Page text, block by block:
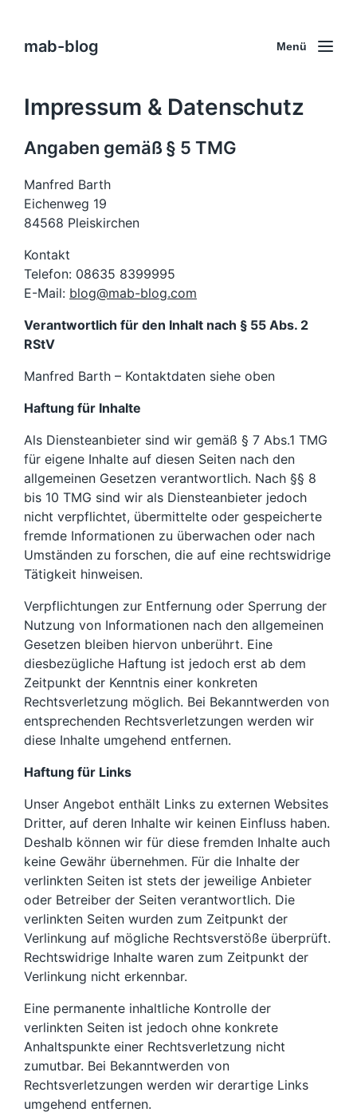
mab-blog Menü
Impressum & Datenschutz
Angaben gemäß § 5 TMG
Manfred Barth
Eichenweg 19
84568 Pleiskirchen
Kontakt
Telefon: 08635 8399995
E-Mail: blog@mab-blog.com
Verantwortlich für den Inhalt nach § 55 Abs. 2
RStV
Manfred Barth – Kontaktdaten siehe oben
Haftung für Inhalte
Als Diensteanbieter sind wir gemäß § 7 Abs.1 TMG
für eigene Inhalte auf diesen Seiten nach den
allgemeinen Gesetzen verantwortlich. Nach §§ 8
bis 10 TMG sind wir als Diensteanbieter jedoch
nicht verpflichtet, übermittelte oder gespeicherte
fremde Informationen zu überwachen oder nach
Umständen zu forschen, die auf eine rechtswidrige
Tätigkeit hinweisen.
Verpflichtungen zur Entfernung oder Sperrung der
Nutzung von Informationen nach den allgemeinen
Gesetzen bleiben hiervon unberührt. Eine
diesbezügliche Haftung ist jedoch erst ab dem
Zeitpunkt der Kenntnis einer konkreten
Rechtsverletzung möglich. Bei Bekanntwerden von
entsprechenden Rechtsverletzungen werden wir
diese Inhalte umgehend entfernen.
Haftung für Links
Unser Angebot enthält Links zu externen Websites
Dritter, auf deren Inhalte wir keinen Einfluss haben.
Deshalb können wir für diese fremden Inhalte auch
keine Gewähr übernehmen. Für die Inhalte der
verlinkten Seiten ist stets der jeweilige Anbieter
oder Betreiber der Seiten verantwortlich. Die
verlinkten Seiten wurden zum Zeitpunkt der
Verlinkung auf mögliche Rechtsverstöße überprüft.
Rechtswidrige Inhalte waren zum Zeitpunkt der
Verlinkung nicht erkennbar.
Eine permanente inhaltliche Kontrolle der
verlinkten Seiten ist jedoch ohne konkrete
Anhaltspunkte einer Rechtsverletzung nicht
zumutbar. Bei Bekanntwerden von
Rechtsverletzungen werden wir derartige Links
umgehend entfernen.